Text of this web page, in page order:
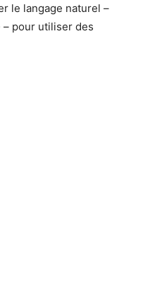
le langage naturel –
– pour utiliser des